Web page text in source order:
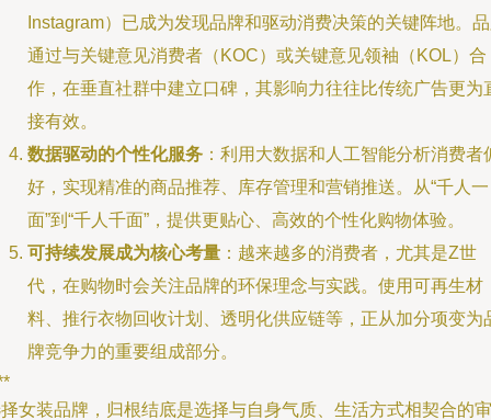
Instagram）已成为发现品牌和驱动消费决策的关键阵地。
通过与关键意见消费者（KOC）或关键意见领袖（KOL）合
作，在垂直社群中建立口碑，其影响力往往比传统广告更为
接有效。
数据驱动的个性化服务 ：利用大数据和人工智能分析消费者
好，实现精准的商品推荐、库存管理和营销推送。从“千人一
面”到“千人千面”，提供更贴心、高效的个性化购物体验。
可持续发展成为核心考量 ：越来越多的消费者，尤其是Z世
代，在购物时会关注品牌的环保理念与实践。使用可再生材
料、推行衣物回收计划、透明化供应链等，正从加分项变为
牌竞争力的重要组成部分。
女装品牌，归根结底是选择与自身气质、生活方式相契合的审